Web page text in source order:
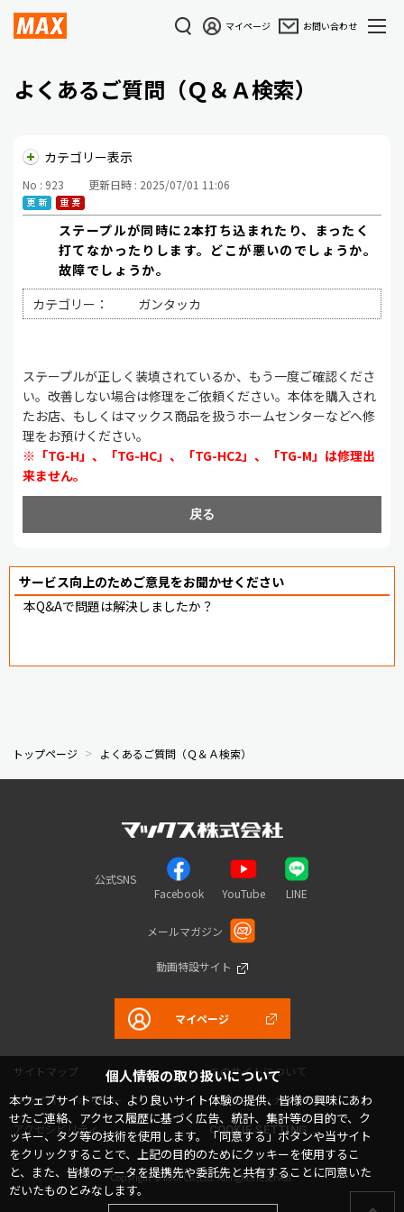
マイページ お問い合わせ
よくあるご質問（Ｑ＆Ａ検索）
個人情報の取り扱いについて
本ウェブサイトでは、より良いサイト体験の提供、皆様の興味にあわ
せたご連絡、アクセス履歴に基づく広告、統計、集計等の目的で、ク
ッキー、タグ等の技術を使用します。「同意する」ボタンや当サイト
をクリックすることで、上記の目的のためにクッキーを使用するこ
と、また、皆様のデータを提携先や委託先と共有することに同意いた
だいたものとみなします。
カテゴリー表示
No : 923 更新日時 : 2025/07/01 11:06
ステープルが同時に2本打ち込まれたり、まったく
打てなかったりします。どこが悪いのでしょうか。
故障でしょうか。
カテゴリー：
ガンタッカ
ステープルが正しく装填されているか、もう一度ご確認くださ
い。改善しない場合は修理をご依頼ください。本体を購入され
たお店、もしくはマックス商品を扱うホームセンターなどへ修
理をお預けください。
※「TG-H」、「TG-HC」、「TG-HC2」、「TG-M」は修理出
来ません。
戻る
サービス向上のためご意見をお聞かせください
本Q&Aで問題は解決しましたか？
トップページ よくあるご質問（Ｑ＆Ａ検索）
公式SNS
Facebook
YouTube LINE
メールマガジン
動画特設サイト
マイページ
サイトマップ
このサイトについて
プライバシーポリシー
コミュニティガイドライン
アクセシビリティ
COOKIE SETTING
Copyright © MAX Co.,Ltd. All rights reserved.